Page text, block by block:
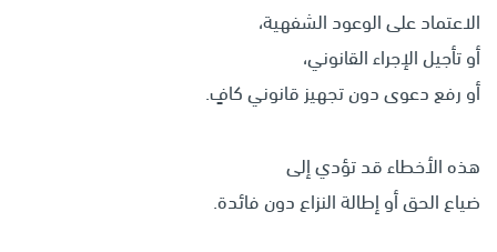
الاعتماد على الوعود الشفهية،
أو تأجيل الإجراء القانوني،
أو رفع دعوى دون تجهيز قانوني كافٍ.
هذه الأخطاء قد تؤدي إلى
ضياع الحق أو إطالة النزاع دون فائدة.